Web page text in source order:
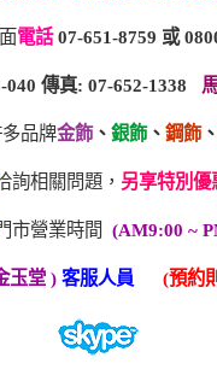
電話 07-651-8759 或
040 傳真: 07-652-1338
品牌金飾、 銀飾、 鋼飾
詢相關問題， 另享特別優
市營業時間 (AM9:00 ~
玉堂 ) 客服人員 (預約